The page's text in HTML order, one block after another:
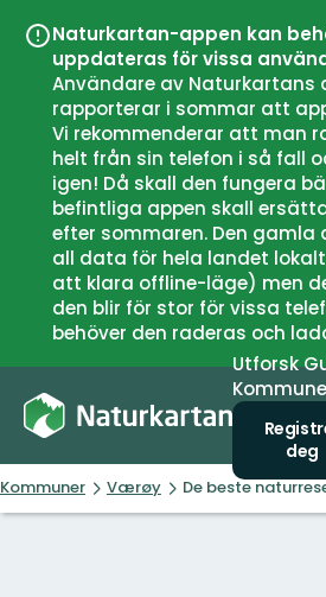
Naturkartan-appen kan
uppdateras för vissa
Användare av Naturkartans
rapporterar i sommar att
Vi rekommenderar att man
helt från sin telefon i så fall
igen! Då skall den fungera
befintliga appen skall
efter sommaren. Den gamla
all data för hela landet
att klara offline-läge) men
den blir för stor för vissa
behöver den raderas och
Utforsk
deg
Kommuner Værøy De beste